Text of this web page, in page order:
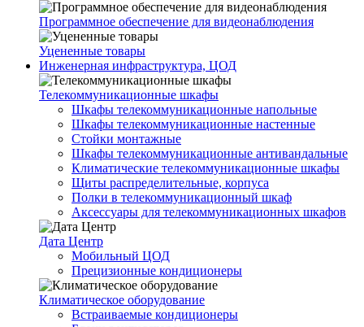
Программное обеспечение для видеонаблюдения
Уцененные товары
Инженерная инфраструктура, ЦОД
Телекоммуникационные шкафы
Шкафы телекоммуникационные напольные
Шкафы телекоммуникационные настенные
Стойки монтажные
Шкафы телекоммуникационные антивандальные
Климатические телекоммуникационные шкафы
Щиты распределительные, корпуса
Полки в телекоммуникационный шкаф
Аксессуары для телекоммуникационных шкафов
Дата Центр
Мобильный ЦОД
Прецизионные кондиционеры
Климатичeское оборудование
Встраиваемые кондиционеры